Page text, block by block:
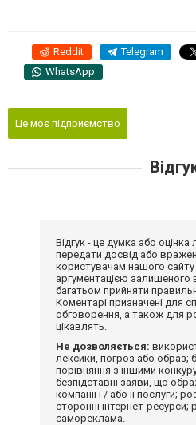
Reddit Telegram
WhatsApp
Це моє підприємство
Відгук - це думка або
передати досвід або
користувачам нашого
аргументацією залишеного
багатьом прийняти
Коментарі призначені для
обговорення, а також для
цікавлять.
Не дозволяється:
лексики, погроз або образ;
порівняння з іншими
безпідставні заяви, що
компанії і / або її послуги;
сторонні інтернет-ресурси;
самореклама.